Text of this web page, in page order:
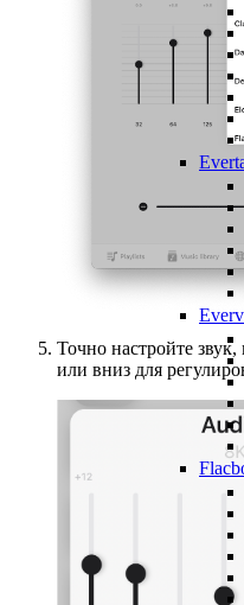
Точно настройте звук,
или вниз для